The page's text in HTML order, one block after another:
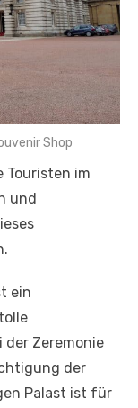
Shop
Touristen im
und
ein
der Zeremonie
der
Palast ist für